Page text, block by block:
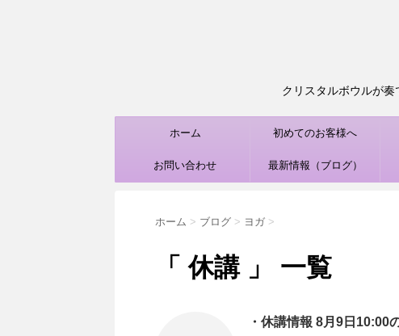
クリスタルボウルが奏
ホーム 初めてのお客様へ
お問い合わせ 最新情報（ブログ）
ホーム > ブログ > ヨガ >
「 休講 」 一覧
・休講情報 8月9日10:00